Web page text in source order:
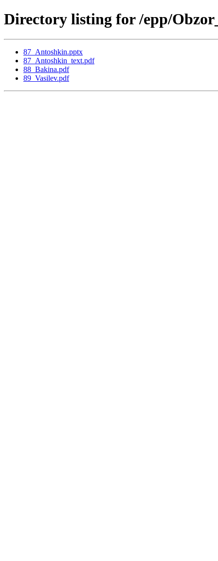
Directory listing for /epp/
87_Antoshkin.pptx
87_Antoshkin_text.pdf
88_Bakina.pdf
89_Vasilev.pdf